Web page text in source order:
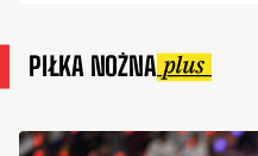
PIŁKA NOŻNA